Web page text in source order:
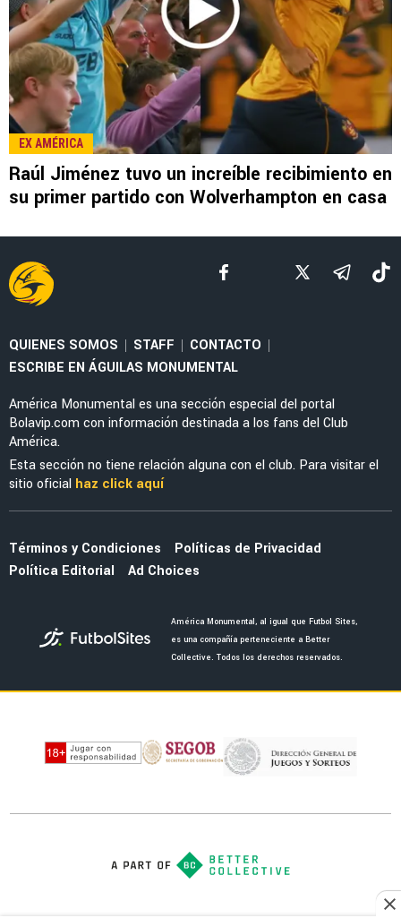
LEE TAMBIÉN
FEMENIL
Sigue EN VIVO América Femenil vs Cruz Azul
por la Jornada 2 del Apertura 2026
América ya le puso precio a Brian Rodríguez